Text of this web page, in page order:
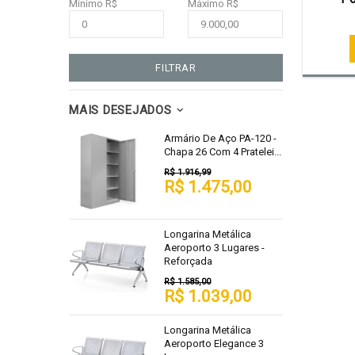
Mínimo R$ Máximo R$
FILTRAR
MAIS DESEJADOS
Armário De Aço PA-120 -
Chapa 26 Com 4 Pratelei...
R$ 1.916,99
R$ 1.475,00
Longarina Metálica
Aeroporto 3 Lugares -
Reforçada
R$ 1.585,00
R$ 1.039,00
Longarina Metálica
Aeroporto Elegance 3